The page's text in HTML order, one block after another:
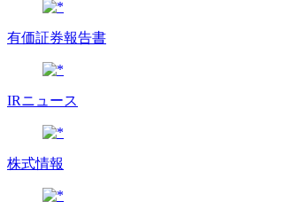
有価証券報告書
IRニュース
株式情報